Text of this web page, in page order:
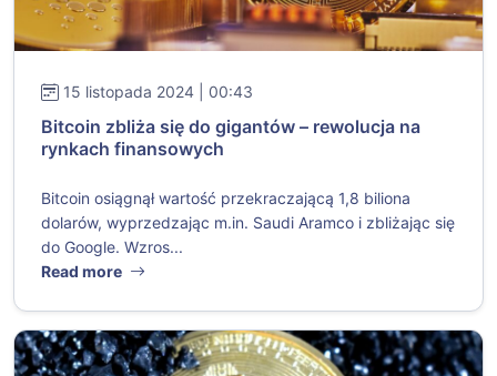
15 listopada 2024 | 00:43
Bitcoin zbliża się do gigantów – rewolucja na
rynkach finansowych
Bitcoin osiągnął wartość przekraczającą 1,8 biliona
dolarów, wyprzedzając m.in. Saudi Aramco i zbliżając się
do Google. Wzros...
Read more